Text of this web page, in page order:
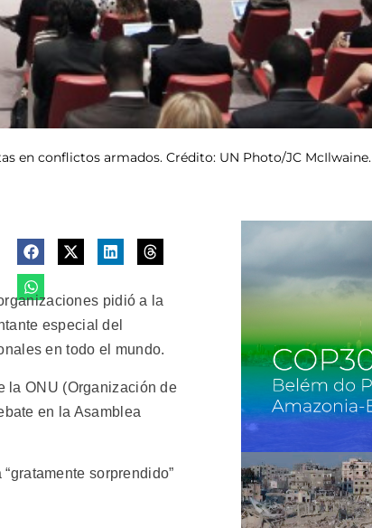
en conflictos armados. Crédito: UN Photo/JC McIlwaine.
pidió a la
especial del
en todo el mundo.
la ONU (Organización de
en la Asamblea
sorprendido”